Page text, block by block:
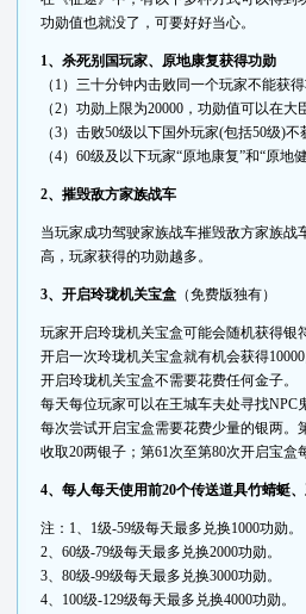
功勋值也就没了，可要好好当心。
1、杀死别国玩家、原地康复获得功勋
（1）三十分钟内击败同一个玩家不能获得
（2）功勋上限为20000，功勋值可以在大
（3）击败50级以下国外玩家(包括50级)不
（4）60级及以下玩家“原地康复”和“原地
2、摧毁敌方家族战车
当玩家成功驾驶家族战车摧毁敌方家族
高，玩家获得的功勋越多。
3、开启玲珑机关宝盒（免费版独有）
玩家开启玲珑机关宝盒可能会随机获得银
开启一次玲珑机关宝盒就有机会获得10000
开启玲珑机关宝盒不需要花费任何金子。
每天每位玩家可以在王城车夫处寻找NPC
每次尝试开启宝盒需要花费少量的银两。
收取20两银子；第61次至第80次开启宝盒
4、每人每天使用前20个传送道具竹蜻蜓
注：1、1级-59级每天最多兑换1000功勋。
2、60级-79级每天最多兑换2000功勋。
3、80级-99级每天最多兑换3000功勋。
4、100级-129级每天最多兑换4000功勋。